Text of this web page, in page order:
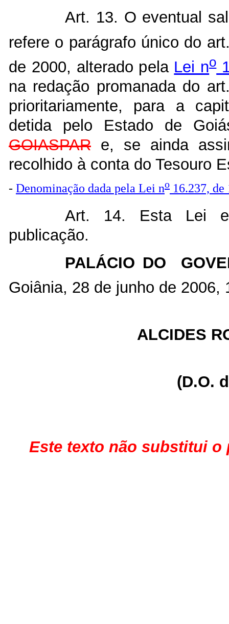
Art. 13. O eventual
refere o parágrafo único do
de 2000, alterado pela Lei no
na redação promanada do
prioritariamente, para a
detida pelo Estado de
GOIASPAR e, se ainda
recolhido à conta do Tesouro
- Denominação dada pela Lei no 16.237,
Art. 14. Esta Lei
publicação.
PALÁCIO DO
Goiânia, 28 de junho de 2006,
ALCIDES
(D.O.
Este texto não substitui o